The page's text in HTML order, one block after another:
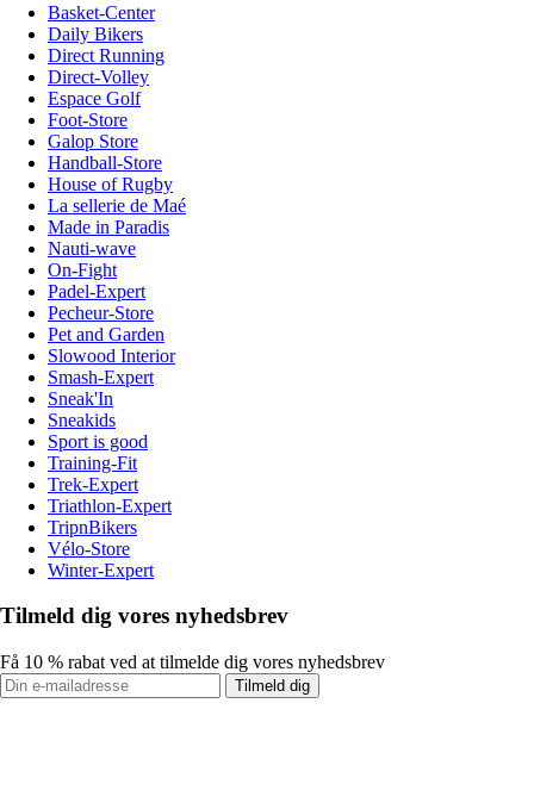
Basket-Center
Daily Bikers
Direct Running
Direct-Volley
Espace Golf
Foot-Store
Galop Store
Handball-Store
House of Rugby
La sellerie de Maé
Made in Paradis
Nauti-wave
On-Fight
Padel-Expert
Pecheur-Store
Pet and Garden
Slowood Interior
Smash-Expert
Sneak'In
Sneakids
Sport is good
Training-Fit
Trek-Expert
Triathlon-Expert
TripnBikers
Vélo-Store
Winter-Expert
Tilmeld dig vores nyhedsbrev
Få 10 % rabat ved at tilmelde dig vores nyhedsbrev
Tilmeld dig